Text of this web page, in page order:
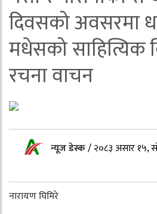
दिवसको अवसरमा
मधेसको साहित्यिक
रचना वाचन
न्यूज डेस्क/२०८३ असार १५,
नारायण घिमिरे